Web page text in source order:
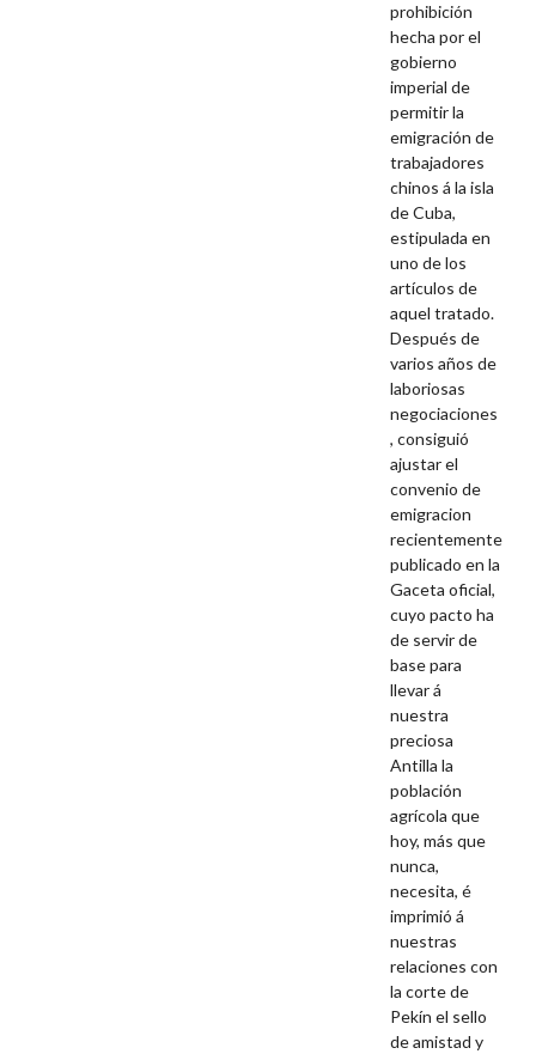
prohibición
hecha por el
gobierno
imperial de
permitir la
emigración de
trabajadores
chinos á la isla
de Cuba,
estipulada en
uno de los
artículos de
aquel tratado.
Después de
varios años de
laboriosas
negociaciones
, consiguió
ajustar el
convenio de
emigracion
recientemente
publicado en la
Gaceta oficial,
cuyo pacto ha
de servir de
base para
llevar á
nuestra
preciosa
Antilla la
población
agrícola que
hoy, más que
nunca,
necesita, é
imprimió á
nuestras
relaciones con
la corte de
Pekín el sello
de amistad y